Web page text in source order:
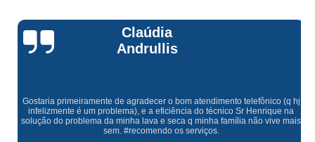
Claúdia
Andrullis
Gostaria primeiramente de agradecer o bom atendimento telefônico (q hj
infelizmente é um problema), e a eficiência do técnico Sr Henrique na
solução do problema da minha lava e seca q minha família não vive mais
sem. #recomendo os serviços.